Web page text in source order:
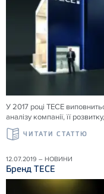
У 2017 році ТЕСЕ
аналізу компанії, її
ЧИТАТИ СТАТТЮ
12.07.2019 – НОВИНИ
Бренд ТЕСЕ